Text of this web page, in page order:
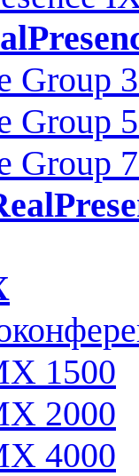
Group
Group
Group
1500
2000
4000